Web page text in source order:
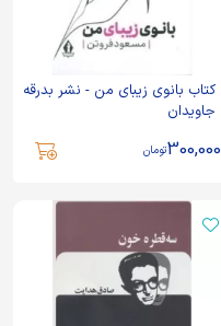
کتاب بانوی زیبای من - نشر بدرقه
جاویدان
300,000تومان